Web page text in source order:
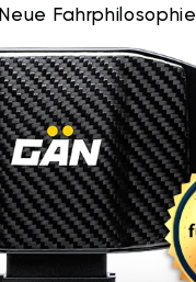
Neue Fahrphilosophie